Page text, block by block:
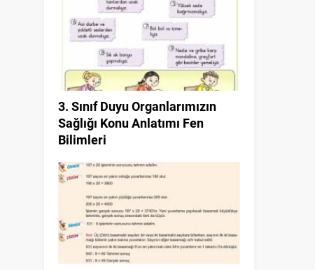
3. Sınıf Duyu Organlarımızın
Sağlığı Konu Anlatımı Fen
Bilimleri